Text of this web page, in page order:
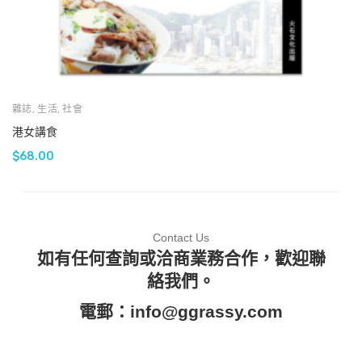
雜誌, 生活,社會
港女講食
$68.00
Contact Us
如有任何查詢或洽商業務合作，歡迎聯
絡我們。
電郵： info@ggrassy.com